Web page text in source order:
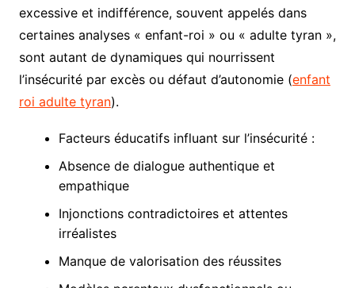
excessive et indifférence, souvent appelés dans
certaines analyses « enfant-roi » ou « adulte tyran »,
sont autant de dynamiques qui nourrissent
l’insécurité par excès ou défaut d’autonomie (enfant
roi adulte tyran).
Facteurs éducatifs influant sur l’insécurité :
Absence de dialogue authentique et
empathique
Injonctions contradictoires et attentes
irréalistes
Manque de valorisation des réussites